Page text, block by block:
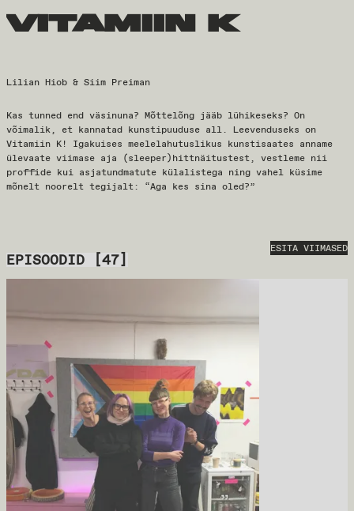
vitamiin k
Lilian Hiob & Siim Preiman
Kas tunned end väsinuna? Mõttelõng jääb lühikeseks? On
võimalik, et kannatad kunstipuuduse all. Leevenduseks on
Vitamiin K! Igakuises meelelahutuslikus kunstisaates anname
ülevaate viimase aja (sleeper)hittnäitustest, vestleme nii
proffide kui asjatundmatute külalistega ning vahel küsime
mõnelt noorelt tegijalt: “Aga kes sina oled?”
EPISOODID [47]
ESITA VIIMASED